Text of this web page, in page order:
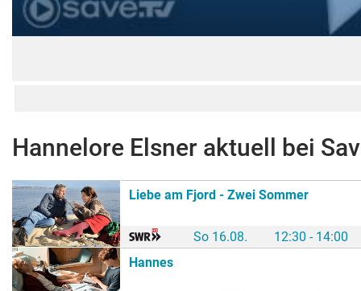
Hannelore Elsner aktuell bei
Liebe am Fjord - Zwei Sommer
So 16.08.
12:30 - 14:00
Hannes